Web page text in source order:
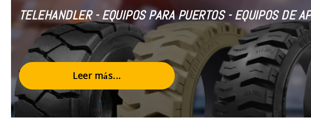
TELEHANDLER - EQUIPOS PARA PUERTOS - EQUIPOS DE
Leer más...